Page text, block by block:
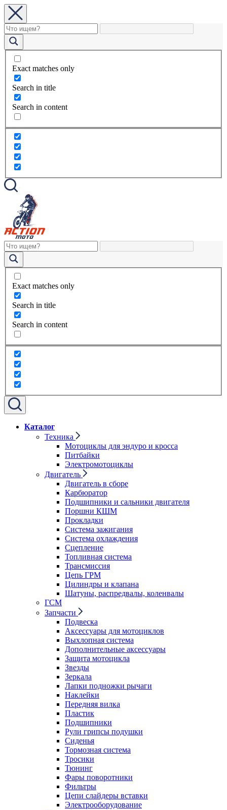
Exact matches only
Search in title
Search in content
Exact matches only
Search in title
Search in content
Каталог
Техника
Мотоциклы для эндуро и кросса
Питбайки
Электромотоциклы
Двигатель
Двигатель в сборе
Карбюратор
Подшипники и сальники двигателя
Поршни КШМ
Прокладки
Система зажигания
Система охлаждения
Сцепление
Топливная система
Трансмиссия
Цепь ГРМ
Цилиндры и клапана
Шатуны, распредвалы, коленвалы
ГСМ
Запчасти
Подвеска
Аксессуары для мотоциклов
Выхлопная система
Дополнительные аксессуары
Защита мотоцикла
Звезды
Зеркала
Лапки подножки рычаги
Наклейки
Передняя вилка
Пластик
Подшипники
Рули грипсы подушки
Сиденья
Тормозная система
Тросики
Тюнинг
Фары поворотники
Фильтры
Цепи слайдеры вставки
Электрооборудование